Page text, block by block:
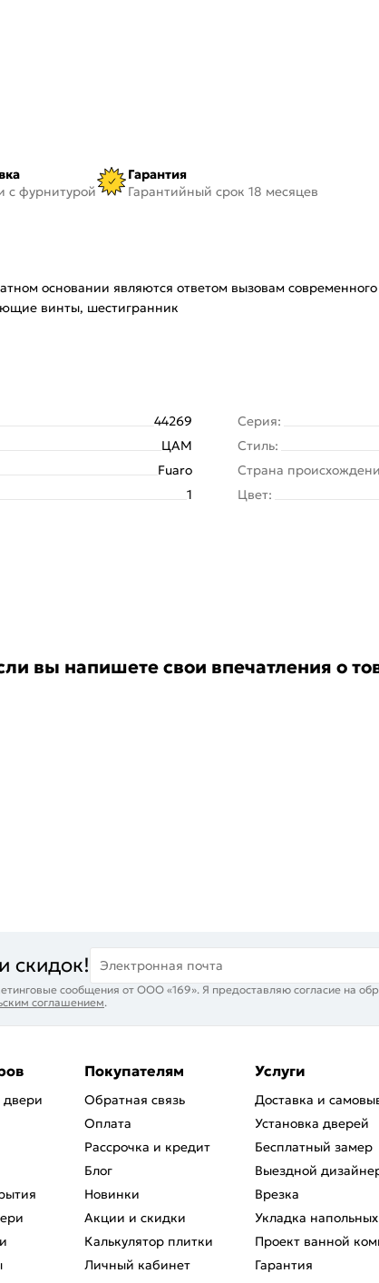
с фурнитурой
Гарантия
Гарантийный срок 18 месяцев
основании являются ответом вызовам
винты, шестигранник
44269
ЦАМ
Fuaro
1
Серия:
Стиль:
Страна
Цвет:
вы напишете свои впечатления о
скидок! Электронная почта
сообщения от ООО «169». Я предоставляю согласие на
соглашением.
Покупателям
Обратная связь
Оплата
Рассрочка и кредит
Блог
Новинки
Акции и скидки
Калькулятор плитки
Личный кабинет
Услуги
Доставка и
Установка дверей
Бесплатный замер
Выездной
Врезка
Укладка
Проект ванной
Гарантия